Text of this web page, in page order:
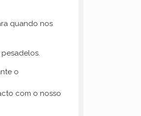
quando nos
o
com o nosso